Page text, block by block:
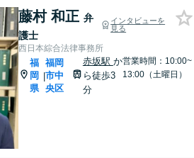
藤村 和正 弁
護士
インタビューを
見る
西日本綜合法律事務所
福
岡
県
|
福岡
市中
央区
赤坂駅 か
ら徒歩3
分
営業時間：10:00~
13:00（土曜日）